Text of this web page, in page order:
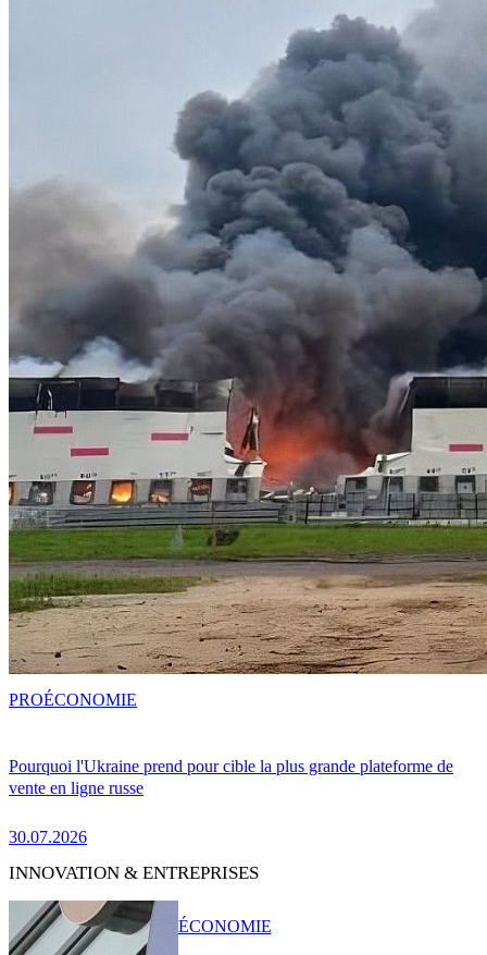
Pourquoi l'Ukraine prend pour cible la plus grande plateforme de
vente en ligne russe
30.07.2026
PROÉCONOMIE
INNOVATION & ENTREPRISES
ÉCONOMIE